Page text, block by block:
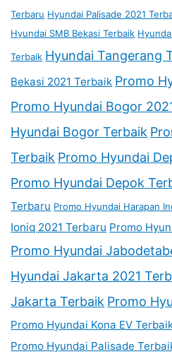
Terbaru Hyundai Palisade 2021
Hyundai SMB Bekasi Terbaik
Terbaik Hyundai Tangerang
Bekasi 2021 Terbaik Promo
Promo Hyundai Bogor
Hyundai Bogor Terbaik
Terbaik Promo Hyundai
Promo Hyundai Depok
Terbaru Promo Hyundai Harapan
Ioniq 2021 Terbaru Promo
Promo Hyundai
Hyundai Jakarta 2021
Jakarta Terbaik Promo
Promo Hyundai Kona EV
Promo Hyundai Palisade